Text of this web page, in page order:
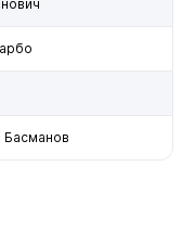
Басманов